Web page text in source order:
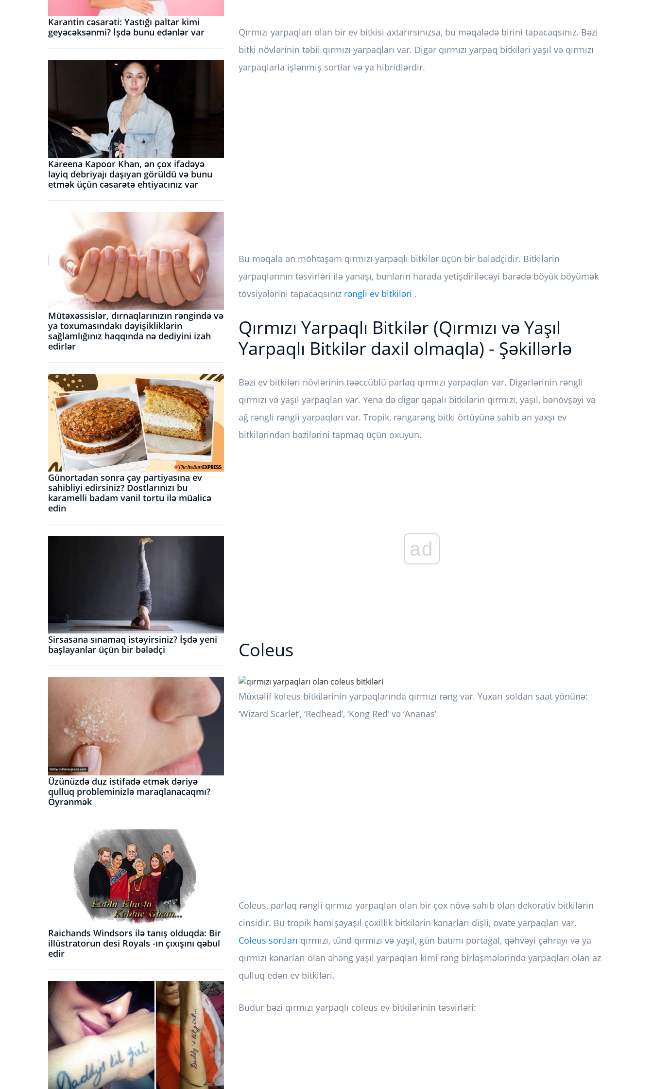
Karantin cəsarəti: Yastığı paltar kimi
geyəcəksənmi? İşdə bunu edənlər var
Kareena Kapoor Khan, ən çox ifadəyə
layiq debriyajı daşıyan görüldü və bunu
etmək üçün cəsarətə ehtiyacınız var
Mütəxəssislər, dırnaqlarınızın rəngində və
ya toxumasındakı dəyişikliklərin
sağlamlığınız haqqında nə dediyini izah
edirlər
Günortadan sonra çay partiyasına ev
sahibliyi edirsiniz? Dostlarınızı bu
karamelli badam vanil tortu ilə müalicə
edin
Sirsasana sınamaq istəyirsiniz? İşdə yeni
başlayanlar üçün bir bələdçi
Üzünüzdə duz istifadə etmək dəriyə
qulluq probleminizlə maraqlanacaqmı?
Öyrənmək
Raichands Windsors ilə tanış olduqda: Bir
illüstratorun desi Royals -ın çıxışını qəbul
edir
Qırmızı yarpaqları olan bir ev bitkisi axtarırsınızsa, bu məqalədə birini tapacaqsınız. Bəzi
bitki növlərinin təbii qırmızı yarpaqları var. Digər qırmızı yarpaq bitkiləri yaşıl və qırmızı
yarpaqlarla işlənmiş sortlar və ya hibridlərdir.
Bu məqalə ən möhtəşəm qırmızı yarpaqlı bitkilər üçün bir bələdçidir. Bitkilərin
yarpaqlarının təsvirləri ilə yanaşı, bunların harada yetişdiriləcəyi barədə böyük böyümək
tövsiyələrini tapacaqsınız rəngli ev bitkiləri .
Qırmızı Yarpaqlı Bitkilər (Qırmızı və Yaşıl
Yarpaqlı Bitkilər daxil olmaqla) - Şəkillərlə
Bəzi ev bitkiləri növlərinin təəccüblü parlaq qırmızı yarpaqları var. Digərlərinin rəngli
qırmızı və yaşıl yarpaqları var. Yenə də digər qapalı bitkilərin qırmızı, yaşıl, bənövşəyi və
ağ rəngli rəngli yarpaqları var. Tropik, rəngarəng bitki örtüyünə sahib ən yaxşı ev
bitkilərindən bəzilərini tapmaq üçün oxuyun.
ad
Coleus
Müxtəlif koleus bitkilərinin yarpaqlarında qırmızı rəng var. Yuxarı soldan saat yönünə:
‘Wizard Scarlet’, ‘Redhead’, ‘Kong Red’ və ‘Ananas’
Coleus, parlaq rəngli qırmızı yarpaqları olan bir çox növə sahib olan dekorativ bitkilərin
cinsidir. Bu tropik həmişəyaşıl çoxillik bitkilərin kənarları dişli, ovate yarpaqları var.
Coleus sortları qırmızı, tünd qırmızı və yaşıl, gün batımı portağal, qəhvəyi çəhrayı və ya
qırmızı kənarları olan əhəng yaşıl yarpaqları kimi rəng birləşmələrində yarpaqları olan az
qulluq edən ev bitkiləri.
Budur bəzi qırmızı yarpaqlı coleus ev bitkilərinin təsvirləri: